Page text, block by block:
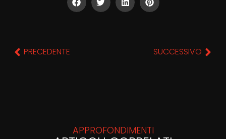
PRECEDENTE SUCCESSIVO
APPROFONDIMENTI